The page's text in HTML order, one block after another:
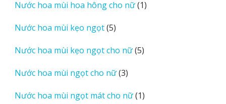
phẩm
Nước hoa mùi hoa hông cho nữ 11
Nước hoa mùi kẹo ngọt 55
phẩm
Nước hoa mùi kẹo ngọt cho nữ 55
Nước hoa mùi ngọt cho nữ 33
phẩm
Nước hoa mùi ngọt mát cho nữ 11